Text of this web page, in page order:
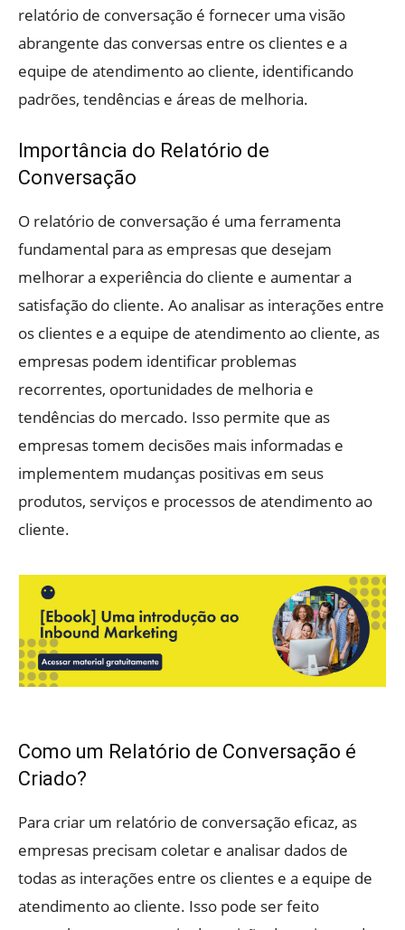
relatório de conversação é fornecer uma visão
abrangente das conversas entre os clientes e a
equipe de atendimento ao cliente, identificando
padrões, tendências e áreas de melhoria.
Importância do Relatório de
Conversação
O relatório de conversação é uma ferramenta
fundamental para as empresas que desejam
melhorar a experiência do cliente e aumentar a
satisfação do cliente. Ao analisar as interações entre
os clientes e a equipe de atendimento ao cliente, as
empresas podem identificar problemas
recorrentes, oportunidades de melhoria e
tendências do mercado. Isso permite que as
empresas tomem decisões mais informadas e
implementem mudanças positivas em seus
produtos, serviços e processos de atendimento ao
cliente.
Como um Relatório de Conversação é
Criado?
Para criar um relatório de conversação eficaz, as
empresas precisam coletar e analisar dados de
todas as interações entre os clientes e a equipe de
atendimento ao cliente. Isso pode ser feito